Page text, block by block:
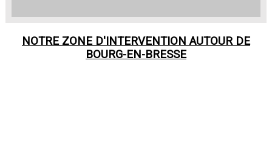
NOTRE ZONE D'INTERVENTION AUTOUR DE
BOURG-EN-BRESSE